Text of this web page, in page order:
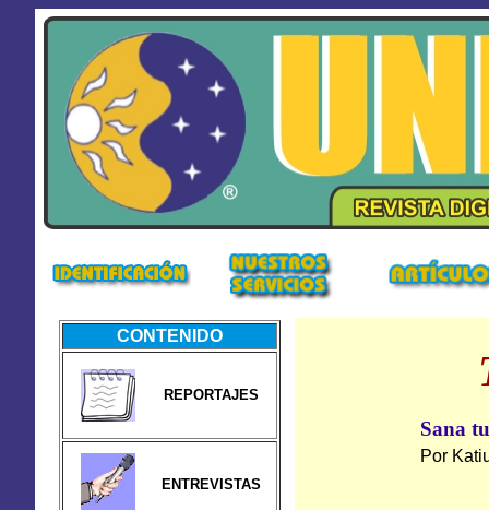
CONTENIDO
REPORTAJES
ENTREVISTAS
Sana
Por